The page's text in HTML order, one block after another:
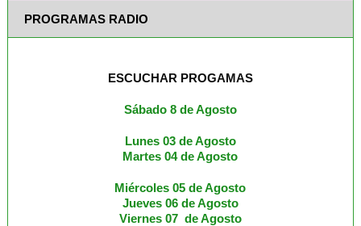
PROGRAMAS RADIO
ESCUCHAR PROGAMAS
Sábado 8 de Agosto
Lunes 03 de Agosto
Martes 04 de Agosto
Miércoles 05 deAgosto
Jueves 06 de Agosto
Viernes 07 de Agosto